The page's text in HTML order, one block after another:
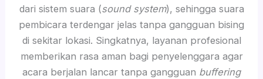
dari sistem suara (sound system), sehingga suara
pembicara terdengar jelas tanpa gangguan bising
di sekitar lokasi. Singkatnya, layanan profesional
memberikan rasa aman bagi penyelenggara agar
acara berjalan lancar tanpa gangguan buffering